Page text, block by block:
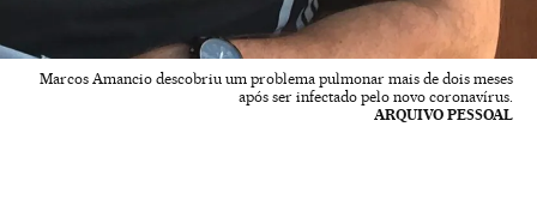
Marcos Amancio descobriu um problema pulmonar mais de dois meses
após ser infectado pelo novo coronavírus.
ARQUIVO PESSOAL